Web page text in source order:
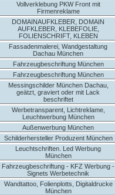
Vollverklebung PKW Front mit
Firmenreklame
DOMAINAUFKLEBER, DOMAIN
AUFKLEBER, KLEBEFOLIE,
FOLIENSCHRIFT, KLEBEN
Fassadenmalerei, Wandgestaltung
Dachau München
Fahrzeugbeschriftung München
Fahrzeugbeschriftung München
Messingschilder München Dachau,
geätzt, graviert oder mit Lack
beschriftet
Werbetransparent, Lichtreklame,
Leuchtwerbung München
Außenwerbung München
Schilderhersteller Produzent München
Leuchtschriften. Led Werbung
München
Fahrzeugbeschriftung - KFZ Werbung -
Signets Werbetechnik
Wandtattoo, Folienplotts, Digitaldrucke
München